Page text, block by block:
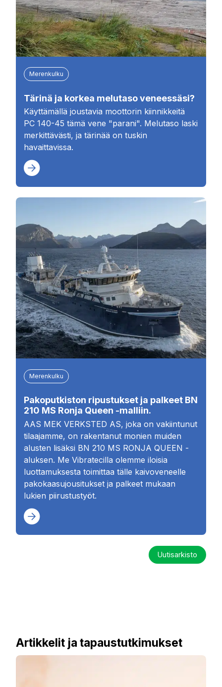
Merenkulku
Tärinä ja korkea melutaso veneessäsi?
Käyttämällä joustavia moottorin kiinnikkeitä
PC 140-45 tämä vene "parani". Melutaso laski
merkittävästi, ja tärinää on tuskin
havaittavissa.
Merenkulku
Pakoputkiston ripustukset ja palkeet BN
210 MS Ronja Queen -malliin.
AAS MEK VERKSTED AS, joka on vakiintunut
tilaajamme, on rakentanut monien muiden
alusten lisäksi BN 210 MS RONJA QUEEN -
aluksen. Me Vibratecilla olemme iloisia
luottamuksesta toimittaa tälle kaivoveneelle
pakokaasujousitukset ja palkeet mukaan
lukien piirustustyöt.
Uutisarkisto
Artikkelit ja tapaustutkimukset